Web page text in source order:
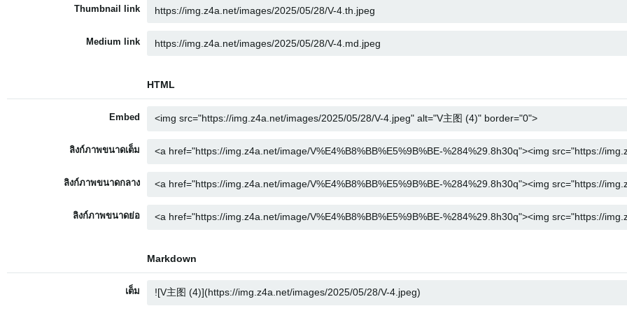
Thumbnail link
Medium link
HTML
Embed
ลิงก์ภาพขนาดเต็ม
ลิงก์ภาพขนาดกลาง
ลิงก์ภาพขนาดย่อ
Markdown
เต็ม